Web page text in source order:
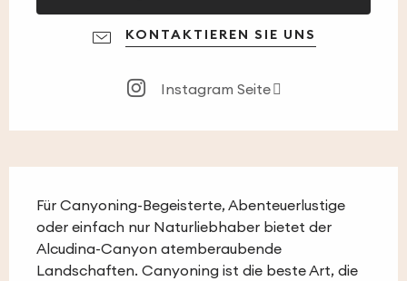
KONTAKTIEREN SIE UNS
Instagram Seite
Für Canyoning-Begeisterte, Abenteuerlustige
oder einfach nur Naturliebhaber bietet der
Alcudina-Canyon atemberaubende
Landschaften. Canyoning ist die beste Art, die